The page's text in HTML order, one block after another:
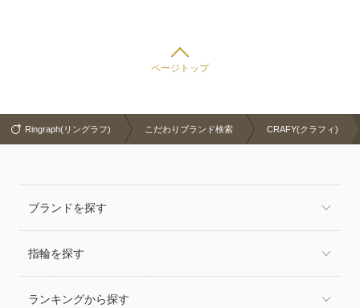
ページトップ
Ringraph(リングラフ) こだわりブランド検索 CRAFY(クラフィ)
ブランドを探す
指輪を探す
ランキングから探す